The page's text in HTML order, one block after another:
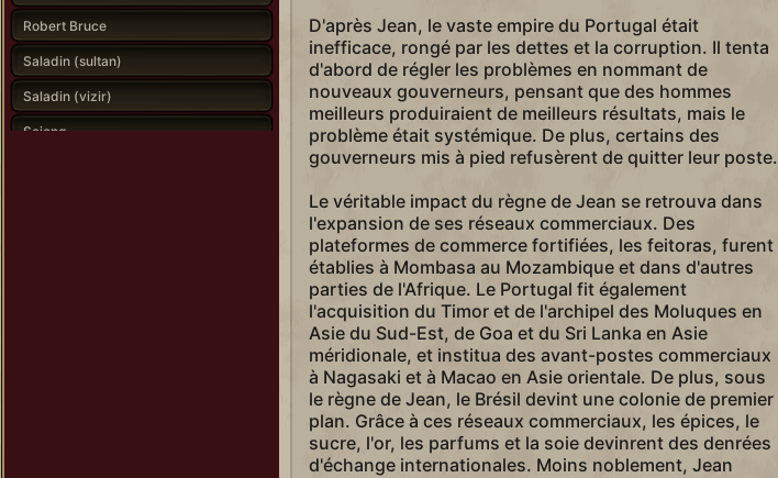
Robert Bruce
Saladin (sultan)
Saladin (vizir)
Sejong
D'après Jean, le vaste empire du Portugal était
inefficace, rongé par les dettes et la corruption. Il tenta
d'abord de régler les problèmes en nommant de
nouveaux gouverneurs, pensant que des hommes
meilleurs produiraient de meilleurs résultats, mais le
problème était systémique. De plus, certains des
gouverneurs mis à pied refusèrent de quitter leur poste.
Le véritable impact du règne de Jean se retrouva dans
l'expansion de ses réseaux commerciaux. Des
plateformes de commerce fortifiées, les feitoras, furent
établies à Mombasa au Mozambique et dans d'autres
parties de l'Afrique. Le Portugal fit également
l'acquisition du Timor et de l'archipel des Moluques en
Asie du Sud-Est, de Goa et du Sri Lanka en Asie
méridionale, et institua des avant-postes commerciaux
à Nagasaki et à Macao en Asie orientale. De plus, sous
le règne de Jean, le Brésil devint une colonie de premier
plan. Grâce à ces réseaux commerciaux, les épices, le
sucre, l'or, les parfums et la soie devinrent des denrées
d'échange internationales. Moins noblement, Jean